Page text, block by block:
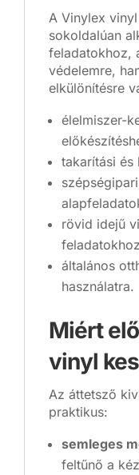
A Vinylex
sokoldalúan
feladatokhoz,
védelemre,
elkülönítésre
élelmiszer-
takarítási és
rövid idejű
általános
használatra.
Miért
vinyl
Az áttetsző
praktikus:
semleges
feltűnő a